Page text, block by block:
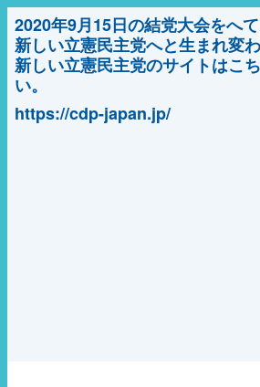
2020年9月15日の結党大会をへて
新しい立憲民主党へと生まれ変わ
新しい立憲民主党のサイトはこ
い。
https://cdp-japan.jp/